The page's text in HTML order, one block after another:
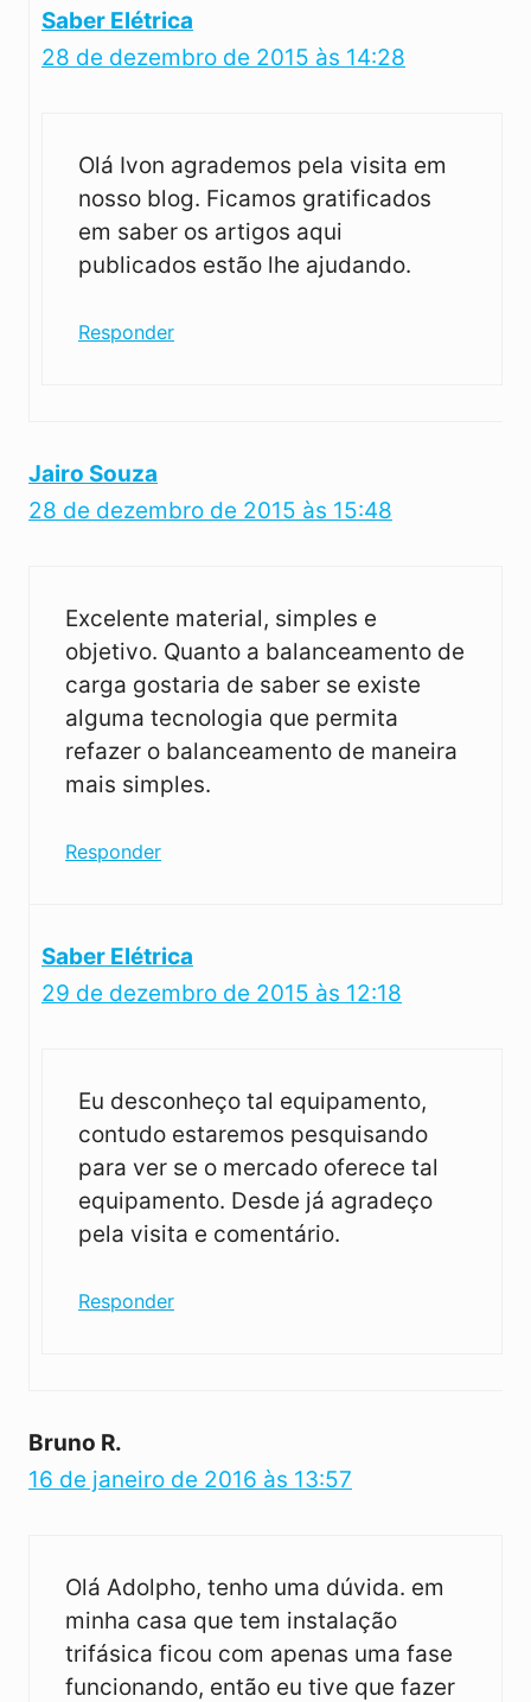
Saber Elétrica
28 de dezembro de 2015 às 14:28
Olá Ivon agrademos pela visita em
nosso blog. Ficamos gratificados
em saber os artigos aqui
publicados estão lhe ajudando.
Responder
Jairo Souza
28 de dezembro de 2015 às 15:48
Excelente material, simples e
objetivo. Quanto a balanceamento de
carga gostaria de saber se existe
alguma tecnologia que permita
refazer o balanceamento de maneira
mais simples.
Responder
Saber Elétrica
29 de dezembro de 2015 às 12:18
Eu desconheço tal equipamento,
contudo estaremos pesquisando
para ver se o mercado oferece tal
equipamento. Desde já agradeço
pela visita e comentário.
Responder
Bruno R.
16 de janeiro de 2016 às 13:57
Olá Adolpho, tenho uma dúvida. em
minha casa que tem instalação
trifásica ficou com apenas uma fase
funcionando, então eu tive que fazer